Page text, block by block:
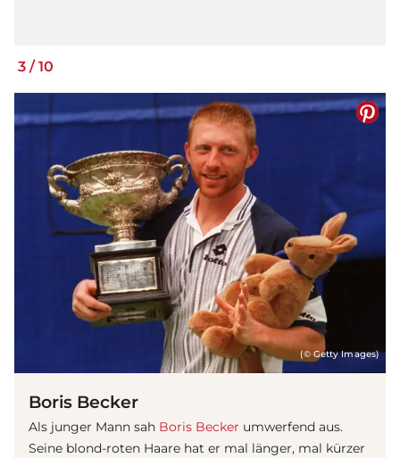
3 /10
(© Getty Images)
Boris Becker
Als junger Mann sah Boris Becker umwerfend aus.
Seine blond-roten Haare hat er mal länger, mal kürzer